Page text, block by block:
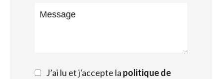
J’ai lu et j'accepte la politique de